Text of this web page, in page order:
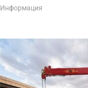
Информация